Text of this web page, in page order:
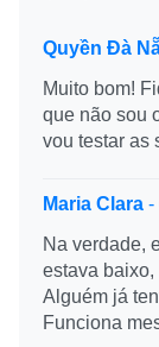
Quyền Đà
Muito bom!
que não sou
vou testar as
Maria Clara -
Na verdade,
estava
Alguém já
Funciona